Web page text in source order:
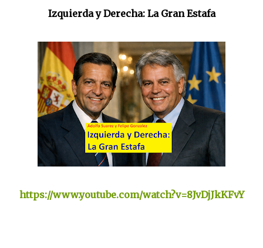
Izquierda y Derecha: La Gran Estafa
https://www.youtube.com/watch?v=8JvDjJkKFvY